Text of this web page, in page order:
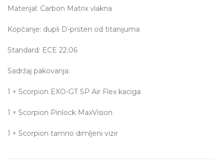
Materijal: Carbon Matrix vlakna
Kopčanje: dupli D-prsten od titanijuma
Standard: ECE 22.06
Sadržaj pakovanja:
1 × Scorpion EXO-GT SP Air Flex kaciga
1 × Scorpion Pinlock MaxVision
1 × Scorpion tamno dimljeni vizir